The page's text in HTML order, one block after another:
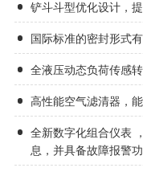
铲斗斗型优化设计，提
国际标准的密封形式
全液压动态负荷传感
高性能空气滤清器，
全新数字化组合仪表
息，并具备故障报警功